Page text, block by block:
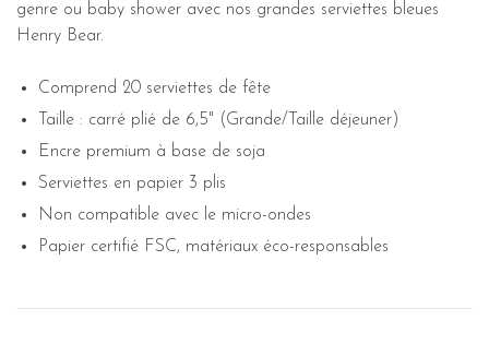
genre ou baby shower avec nos grandes serviettes bleues
Henry Bear.
Comprend 20 serviettes de fête
Taille : carré plié de 6,5" (Grande/Taille déjeuner)
Encre premium à base de soja
Serviettes en papier 3 plis
Non compatible avec le micro-ondes
Papier certifié FSC, matériaux éco-responsables